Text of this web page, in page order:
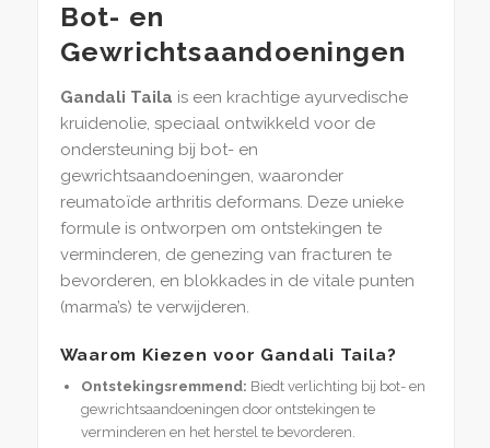
Bot- en
Gewrichtsaandoeningen
Gandali Taila is een krachtige ayurvedische
kruidenolie, speciaal ontwikkeld voor de
ondersteuning bij bot- en
gewrichtsaandoeningen, waaronder
reumatoïde arthritis deformans. Deze unieke
formule is ontworpen om ontstekingen te
verminderen, de genezing van fracturen te
bevorderen, en blokkades in de vitale punten
(marma’s) te verwijderen.
Waarom Kiezen voor Gandali Taila?
Ontstekingsremmend: Biedt verlichting bij bot- en
gewrichtsaandoeningen door ontstekingen te
verminderen en het herstel te bevorderen.